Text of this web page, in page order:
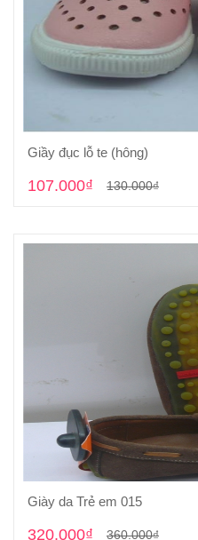
Giầy đục lỗ te (hông)
107.000₫ 130.000₫
Giày da Trẻ em 015
320.000₫ 360.000₫